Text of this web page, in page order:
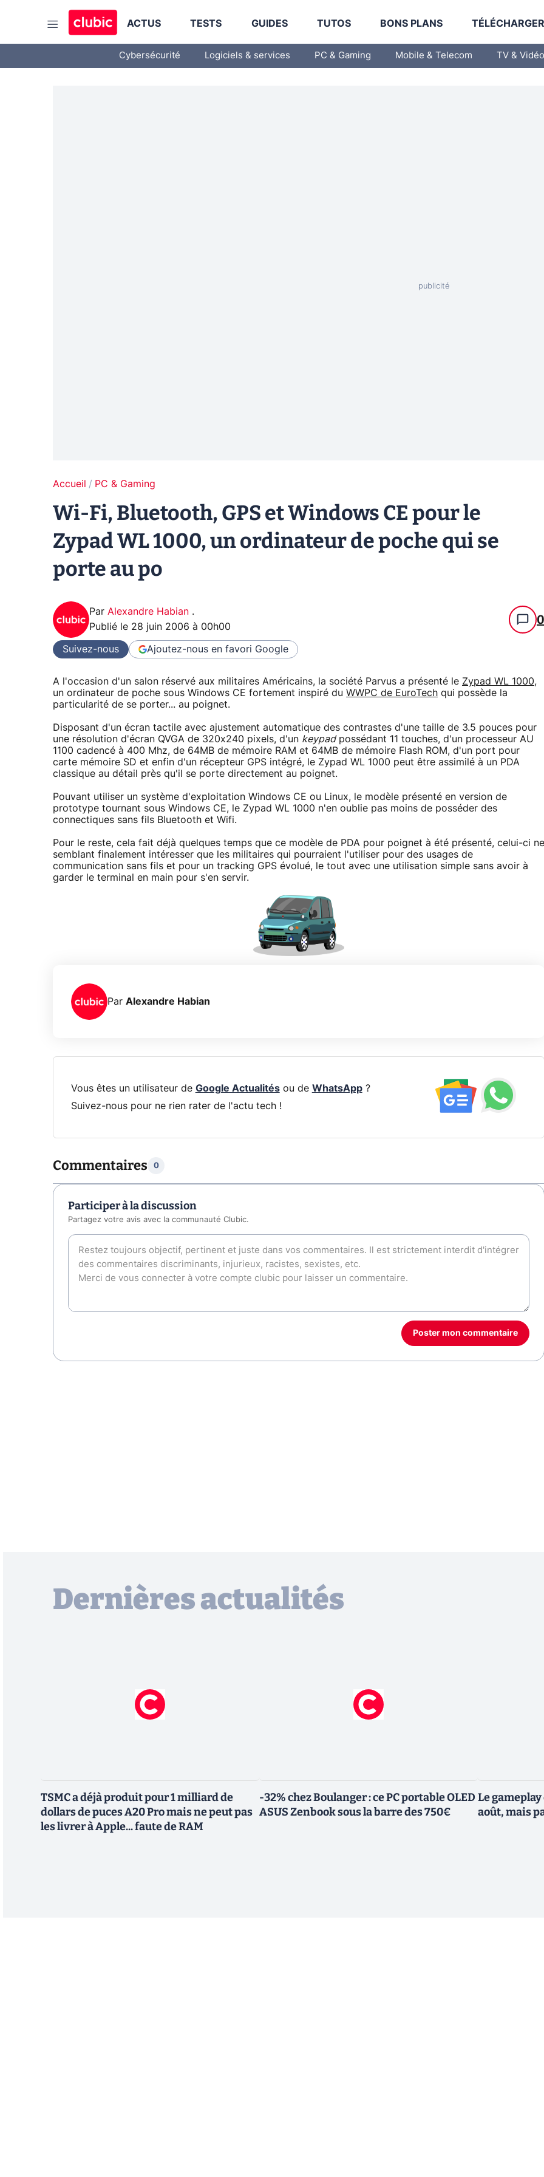
ACTUS TESTS GUIDES TUTOS BONS PLANS
Cybersécurité Logiciels & services PC & Gaming Mobile & Telecom TV & Vidéo
Accueil PC & Gaming
Wi-Fi, Bluetooth, GPS et Windows CE pour le
Zypad WL 1000, un ordinateur de poche qui se
porte au po
Par Alexandre Habian .
Publié le 28 juin 2006 à 00h00 0
Suivez-nous Ajoutez-nous en favori Google
A l'occasion d'un salon réservé aux militaires Américains, la société Parvus a présenté le Zypad WL 1000,
un ordinateur de poche sous Windows CE fortement inspiré du WWPC de EuroTech qui possède la
particularité de se porter... au poignet.
Disposant d'un écran tactile avec ajustement automatique des contrastes d'une taille de 3.5 pouces pour
une résolution d'écran QVGA de 320x240 pixels, d'un keypadpossédant 11 touches, d'un processeur AU
1100 cadencé à 400 Mhz, de 64MB de mémoire RAM et 64MB de mémoire Flash ROM, d'un port pour
carte mémoire SD et enfin d'un récepteur GPS intégré, le Zypad WL 1000 peut être assimilé à un PDA
classique au détail près qu'il se porte directement au poignet.
Pouvant utiliser un système d'exploitation Windows CE ou Linux, le modèle présenté en version de
prototype tournant sous Windows CE, le Zypad WL 1000 n'en oublie pas moins de posséder des
connectiques sans fils Bluetooth et Wifi.
Pour le reste, cela fait déjà quelques temps que ce modèle de PDA pour poignet à été présenté, celui-ci ne
semblant finalement intéresser que les militaires qui pourraient l'utiliser pour des usages de
communication sans fils et pour un tracking GPS évolué, le tout avec une utilisation simple sans avoir à
garder le terminal en main pour s'en servir.
Par Alexandre Habian
Vous êtes un utilisateur de Google Actualitésou de WhatsApp?
Suivez-nous pour ne rien rater de l'actu tech !
Commentaires 0
Participer à la discussion
Partagez votre avis avec la communauté Clubic.
Poster mon commentaire
Dernières actualités
TSMC a déjà produit pour 1 milliard de
dollars de puces A20 Pro mais ne peut pas
les livrer à Apple... faute de RAM
-32% chez Boulanger : ce PC portable OLED
ASUS Zenbook sous la barre des 750€
Le gameplay
août, mais